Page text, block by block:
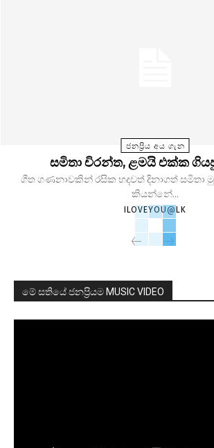
ජනප්‍රිය අය ගැන
සමිතා චිරන්ත, ළමයි එක්ක
ගීත ගණනාවකින් රසික හදවත් දිනාගත් සමිතා
කියන්නේ...
ILOVEYOU@LK
මේ සතියේ ජනප්‍රියම MUSIC VIDEO